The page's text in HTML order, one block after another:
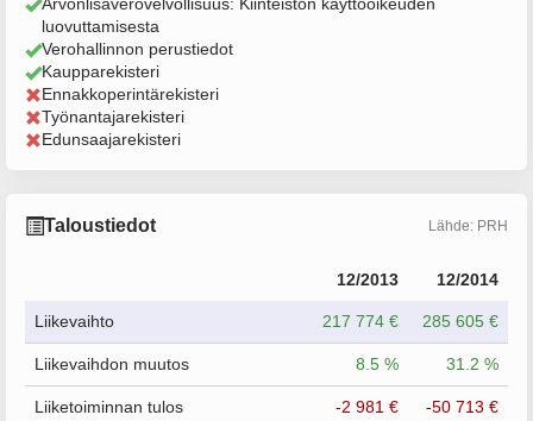
luovuttamisesta
Verohallinnon perustiedot
Kaupparekisteri
Ennakkoperintärekisteri
Työnantajarekisteri
Edunsaajarekisteri
Taloustiedot Lähde: PRH
12/2013 12/2014
Liikevaihto 217 774 € 285 605 €
Liikevaihdon muutos 8.5 % 31.2 %
Liiketoiminnan tulos -2 981 € -50 713 €